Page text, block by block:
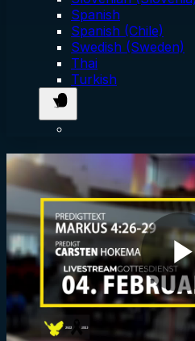
Spanish
Spanish (Chile)
Swedish (Sweden)
Thai
Turkish